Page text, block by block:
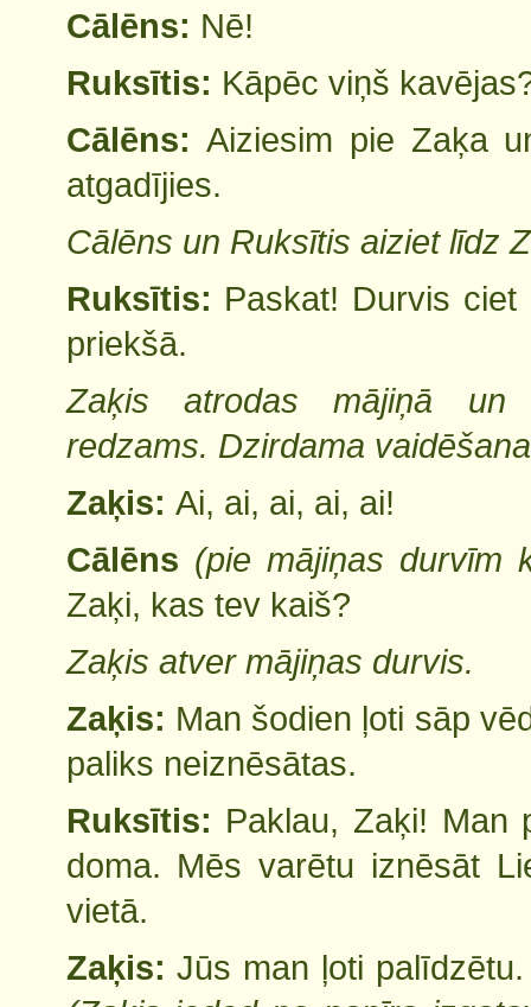
Cālēns: Nē!
Ruksītis: Kāpēc viņš
Cālēns:Aiziesim pie Zaķa
atgadījies.
Cālēns un Ruksītis aiziet līdz
Ruksītis: Paskat! Durvis
priekšā.
Zaķis atrodas mājiņā un
redzams. Dzirdama
Zaķis: Ai, ai, ai, ai, ai!
Cālēns (pie mājiņas durvīm
Zaķi, kas tev kaiš?
Zaķis atver mājiņas durvis.
Zaķis: Man šodien ļoti sāp
paliks neiznēsātas.
Ruksītis: Paklau, Zaķi! Man
doma. Mēs varētu iznēsāt
vietā.
Zaķis:Jūs man ļoti